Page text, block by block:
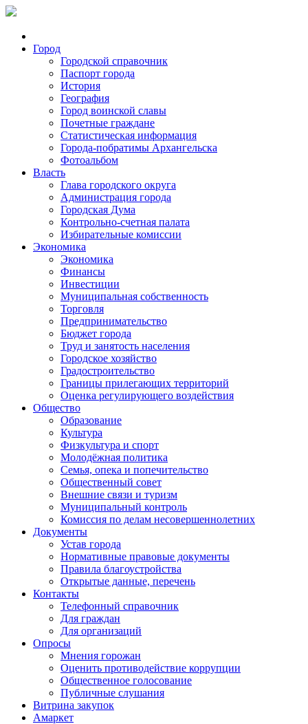
Город
Городской справочник
Паспорт города
История
География
Город воинской славы
Почетные граждане
Статистическая информация
Города-побратимы Архангельска
Фотоальбом
Власть
Глава городского округа
Администрация города
Городская Дума
Контрольно-счетная палата
Избирательные комиссии
Экономика
Экономика
Финансы
Инвестиции
Муниципальная собственность
Торговля
Предпринимательство
Бюджет города
Труд и занятость населения
Городское хозяйство
Градостроительство
Границы прилегающих территорий
Оценка регулирующего воздействия
Общество
Образование
Культура
Физкультура и спорт
Молодёжная политика
Семья, опека и попечительство
Общественный совет
Внешние связи и туризм
Муниципальный контроль
Комиссия по делам несовершеннолетних
Документы
Устав города
Нормативные правовые документы
Правила благоустройства
Открытые данные, перечень
Контакты
Телефонный справочник
Для граждан
Для организаций
Опросы
Мнения горожан
Оценить противодействие коррупции
Общественное голосование
Публичные слушания
Витрина закупок
Амаркет